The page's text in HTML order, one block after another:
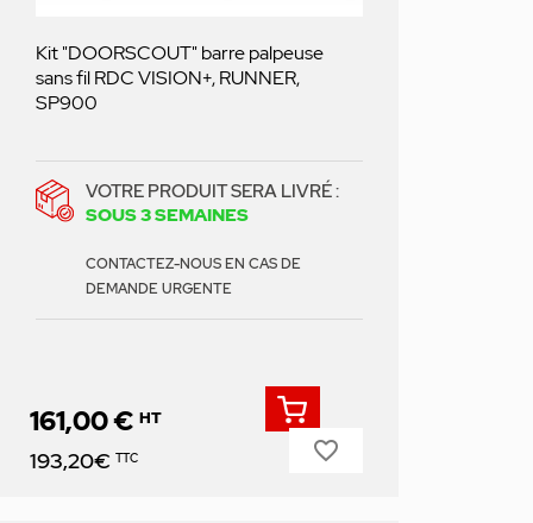
Kit "DOORSCOUT" barre palpeuse
sans fil RDC VISION+, RUNNER,
SP900
VOTRE PRODUIT SERA LIVRÉ :
SOUS 3 SEMAINES
CONTACTEZ-NOUS EN CAS DE
DEMANDE URGENTE
Prix
161,00 € HT
193,20€ TTC favorite_border